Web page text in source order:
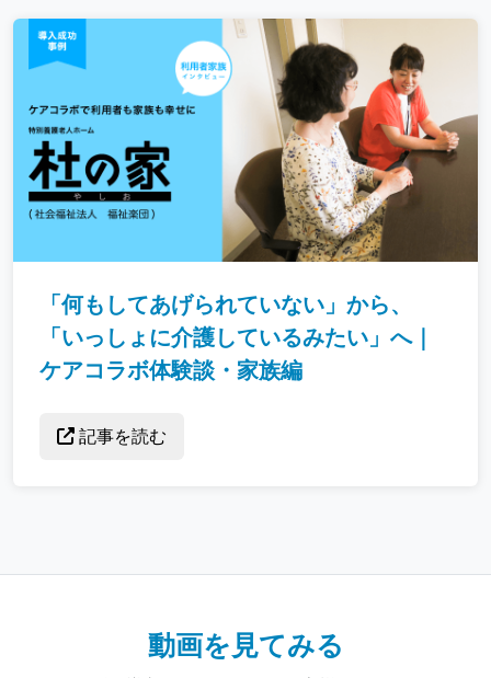
「何もしてあげられていない」から、
「いっしょに介護しているみたい」へ｜
ケアコラボ体験談・家族編
記事を読む
動画を見てみる